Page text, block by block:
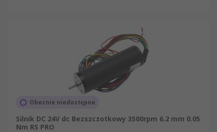
Obecnie niedostępne
Silnik DC 24V dc Bezszczotkowy 3500rpm 6.2 mm 0.05
Nm RS PRO